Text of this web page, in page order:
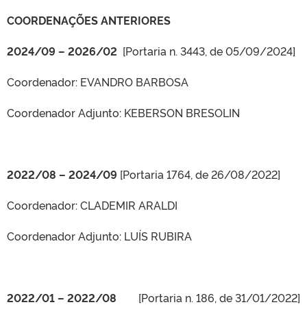
COORDENAÇÕES ANTERIORES
2024/09 – 2026/02 [Portaria n. 3443, de 05/09/2024]
Coordenador: EVANDRO BARBOSA
Coordenador Adjunto: KEBERSON BRESOLIN
2022/08 – 2024/09 [Portaria 1764, de 26/08/2022]
Coordenador: CLADEMIR ARALDI
Coordenador Adjunto: LUÍS RUBIRA
2022/01 – 2022/08 [Portaria n. 186, de 31/01/2022]